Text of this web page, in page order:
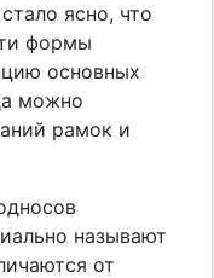
ясно, что
формы
основных
можно
рамок и
называют
от